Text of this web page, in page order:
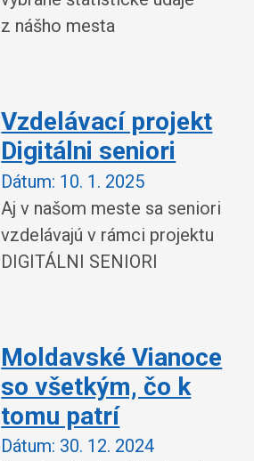
z nášho mesta
Vzdelávací projekt
Digitálni seniori
Dátum: 10. 1. 2025
Aj v našom meste sa seniori
vzdelávajú v rámci projektu
DIGITÁLNI SENIORI
Moldavské Vianoce
so všetkým, čo k
tomu patrí
Dátum: 30. 12. 2024